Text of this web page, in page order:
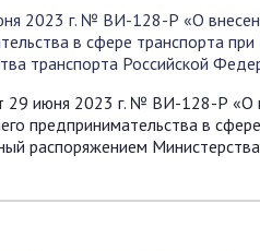
2023 г. № ВИ-128-Р «О
в сфере транспорта
транспорта Российской
29 июня 2023 г. № ВИ-128-Р «О
предпринимательства в
распоряжением